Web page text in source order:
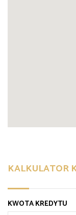
KALKULATOR
KWOTA KREDYTU